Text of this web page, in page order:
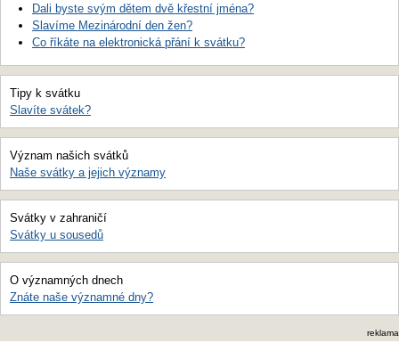
Dali byste svým dětem dvě křestní jména?
Slavíme Mezinárodní den žen?
Co říkáte na elektronická přání k svátku?
Tipy k svátku
Slavíte svátek?
Význam našich svátků
Naše svátky a jejich významy
Svátky v zahraničí
Svátky u sousedů
O významných dnech
Znáte naše významné dny?
reklama